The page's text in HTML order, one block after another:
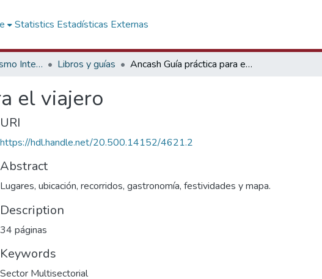
Statistics Estadísticas Externas
Promoción del Turismo Interno Libros y guías Ancash Guía práctica para el viajero
el viajero
URI
https://hdl.handle.net/20.500.14152/4621.2
Abstract
Lugares, ubicación, recorridos, gastronomía, festividades y mapa.
Description
34 páginas
Keywords
Sector Multisectorial